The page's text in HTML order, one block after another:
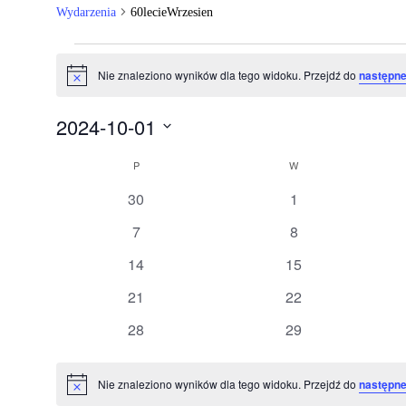
Wydarzenia 60lecieWrzesien
Powiadomienie
Nie znaleziono wyników dla tego widoku. Przejdź do
2024-10-01
Kalendarz
Wydarzenia
PPONIEDZIAŁEK W
0
30
0
1
0
7
0
8
0
14
0
15
0
21
0
22
0
28
0
29
Powiadomienie
Nie znaleziono wyników dla tego widoku. Przejdź do